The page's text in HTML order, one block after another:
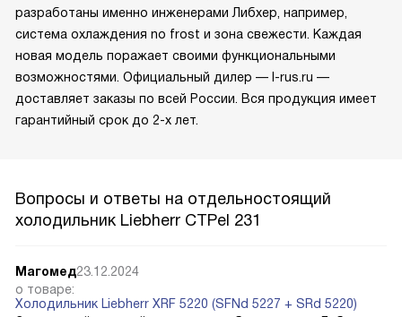
разработаны именно инженерами Либхер, например,
система охлаждения no frost и зона свежести. Каждая
новая модель поражает своими функциональными
возможностями. Официальный дилер — l-rus.ru —
доставляет заказы по всей России. Вся продукция имеет
гарантийный срок до 2-х лет.
Вопросы и ответы на отдельностоящий
холодильник Liebherr CTPel 231
Магомед23.12.2024
о товаре:
Холодильник Liebherr XRF 5220 (SFNd 5227 + SRd 5220)